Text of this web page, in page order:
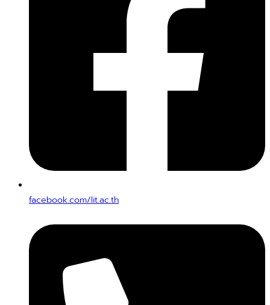
facebook.com/lit.ac.th